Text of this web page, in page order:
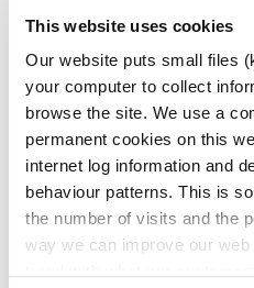
This website uses cookies
Our website puts small files
your computer to collect
browse the site. We use a
permanent cookies on this
internet log information and
behaviour patterns. This is
the number of visits and the
way we can improve our
d'fheidhmeanna
Chomhairle Contae
Leabhar Tagartha Alt 15
Leabhar Tagartha